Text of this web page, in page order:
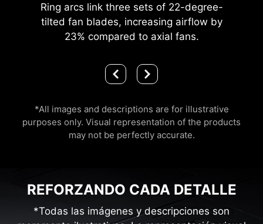
Ring arcs link three sets of 22-degree-
tilted fan blades, increasing airflow by
23% compared to axial fans.
*All images and descriptions are for illustrative
purposes only. Visual representation of the products
may not be perfectly accurate.
REFORZANDO CADA DETALLE
*Todas las imágenes y descripciones son